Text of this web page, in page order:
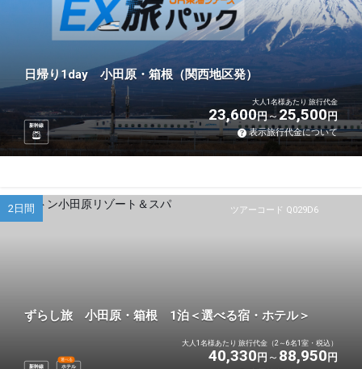
日帰り1day 小田原・箱根（関西地区発）
新幹線
大人1名様あたり 旅行代金
23,600円 25,500円
表示旅行代金について
ツアーコード Q029D6
2日間
ずらし旅 小田原・箱根 1泊＜選べる宿・ホテル＞
新幹線 ホテル
選べる
大人1名様あたり 旅行代金（2～6名1室・税込）
40,330 円 88,950 円